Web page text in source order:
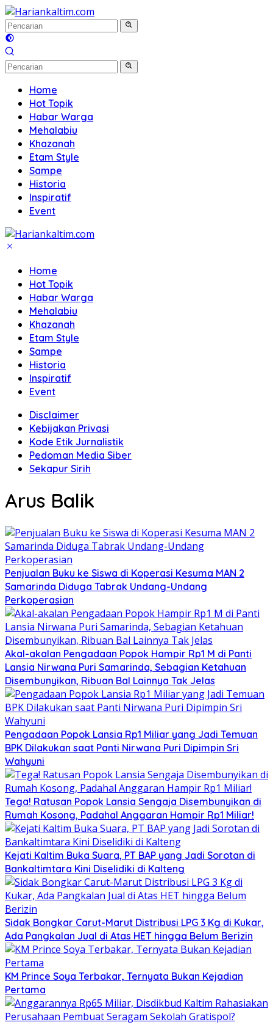
Langsung
ke
konten
Home
Hot Topik
Habar Warga
Mehalabiu
Khazanah
Etam Style
Sampe
Historia
Inspiratif
Event
Home
Hot Topik
Habar Warga
Mehalabiu
Khazanah
Etam Style
Sampe
Historia
Inspiratif
Event
Disclaimer
Kebijakan Privasi
Kode Etik Jurnalistik
Pedoman Media Siber
Sekapur Sirih
Arus Balik
Penjualan Buku ke Siswa di Koperasi Kesuma MAN 2
Samarinda Diduga Tabrak Undang-Undang
Perkoperasian
Akal-akalan Pengadaan Popok Hampir Rp1 M di Panti
Lansia Nirwana Puri Samarinda, Sebagian Ketahuan
Disembunyikan, Ribuan Bal Lainnya Tak Jelas
Pengadaan Popok Lansia Rp1 Miliar yang Jadi Temuan
BPK Dilakukan saat Panti Nirwana Puri Dipimpin Sri
Wahyuni
Tega! Ratusan Popok Lansia Sengaja Disembunyikan di
Rumah Kosong, Padahal Anggaran Hampir Rp1 Miliar!
Kejati Kaltim Buka Suara, PT BAP yang Jadi Sorotan di
Bankaltimtara Kini Diselidiki di Kalteng
Sidak Bongkar Carut-Marut Distribusi LPG 3 Kg di Kukar,
Ada Pangkalan Jual di Atas HET hingga Belum Berizin
KM Prince Soya Terbakar, Ternyata Bukan Kejadian
Pertama